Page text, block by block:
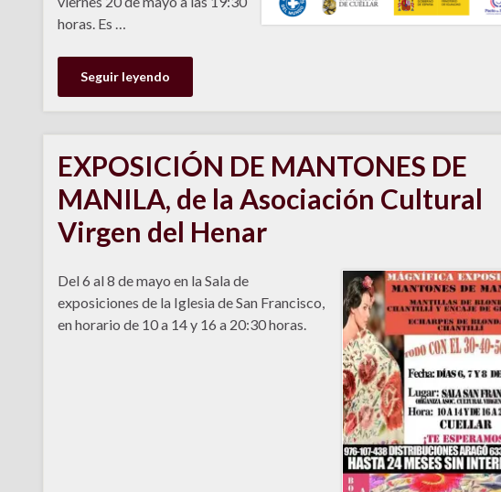
horas. Es …
Seguir leyendo
EXPOSICIÓN DE MANTONES DE
MANILA, de la Asociación Cultural
Virgen del Henar
Del 6 al 8 de mayo en la Sala de
exposiciones de la Iglesia de San Francisco,
en horario de 10 a 14 y 16 a 20:30 horas.